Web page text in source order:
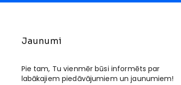
Jaunumi
Pie tam, Tu vienmēr būsi informēts par
labākajiem piedāvājumiem un jaunumiem!